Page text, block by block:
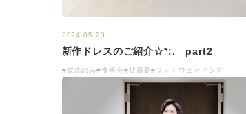
2024.05.23
新作ドレスのご紹介☆*:. part2
#挙式のみ#食事会#披露宴#フォトウェディング